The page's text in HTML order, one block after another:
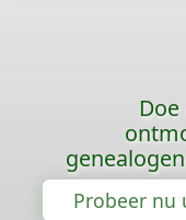
Probeer nu